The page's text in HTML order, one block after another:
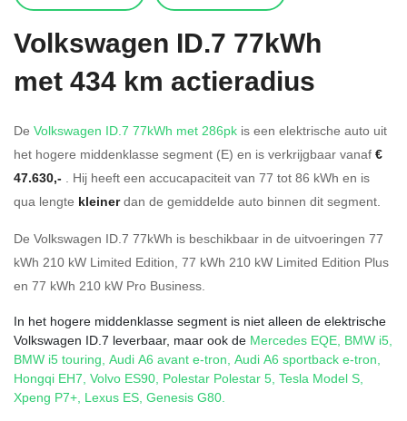
Volkswagen ID.7 77kWh
met 434 km actieradius
De Volkswagen ID.7 77kWh met 286pk is een elektrische auto uit
het hogere middenklasse segment (E) en is verkrijgbaar vanaf €
47.630,- . Hij heeft een accucapaciteit van 77 tot 86 kWh en is
qua lengte kleinerdan de gemiddelde auto binnen dit segment.
De Volkswagen ID.7 77kWh is beschikbaar in de uitvoeringen 77
kWh 210 kW Limited Edition, 77 kWh 210 kW Limited Edition Plus
en 77 kWh 210 kW Pro Business.
In het hogere middenklasse segment is niet alleen de elektrische
Volkswagen ID.7 leverbaar, maar ook de Mercedes EQE, BMW i5,
BMW i5 touring, Audi A6 avant e-tron, Audi A6 sportback e-tron,
Hongqi EH7, Volvo ES90, Polestar Polestar 5, Tesla Model S,
Xpeng P7+, Lexus ES, Genesis G80.